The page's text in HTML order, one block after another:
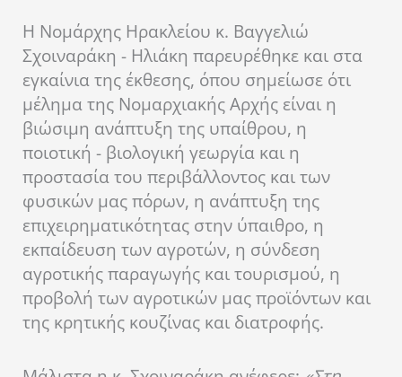
Η Νομάρχης Ηρακλείου κ. Βαγγελιώ
Σχοιναράκη - Ηλιάκη παρευρέθηκε και στα
εγκαίνια της έκθεσης, όπου σημείωσε ότι
μέλημα της Νομαρχιακής Αρχής είναι η
βιώσιμη ανάπτυξη της υπαίθρου, η
ποιοτική - βιολογική γεωργία και η
προστασία του περιβάλλοντος και των
φυσικών μας πόρων, η ανάπτυξη της
επιχειρηματικότητας στην ύπαιθρο, η
εκπαίδευση των αγροτών, η σύνδεση
αγροτικής παραγωγής και τουρισμού, η
προβολή των αγροτικών μας προϊόντων και
της κρητικής κουζίνας και διατροφής.